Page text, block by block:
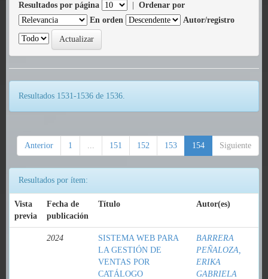
Resultados por página
Ordenar por
En orden
Autor/registro
Resultados 1531-1536 de 1536.
Anterior 1 ... 151 152 153 154 Siguiente
Resultados por ítem:
Vista
previa
Fecha de
publicación
Título Autor(es)
2024
SISTEMA WEB PARA
LA GESTIÓN DE
VENTAS POR
CATÁLOGO
BARRERA
PEÑALOZA,
ERIKA
GABRIELA